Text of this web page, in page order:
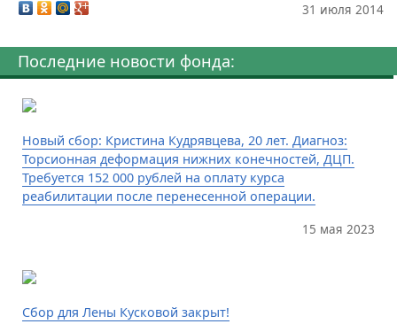
31 июля 2014
Последние новости фонда:
Новый сбор: Кристина Кудрявцева, 20 лет. Диагноз:
Торсионная деформация нижних конечностей, ДЦП.
Требуется 152 000 рублей на оплату курса
реабилитации после перенесенной операции.
15 мая 2023
Сбор для Лены Кусковой закрыт!